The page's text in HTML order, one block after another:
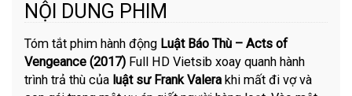
NỘI DUNG PHIM
Tóm tắt phim hành động Luật Báo Thù – Acts of
Vengeance (2017) Full HD Vietsib xoay quanh hành
trình trả thù của luật sư Frank Valera khi mất đi vợ và